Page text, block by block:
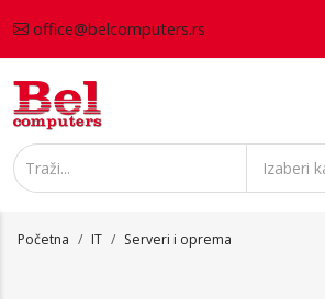
office@belcomputers.rs
Početna IT Serveri i oprema